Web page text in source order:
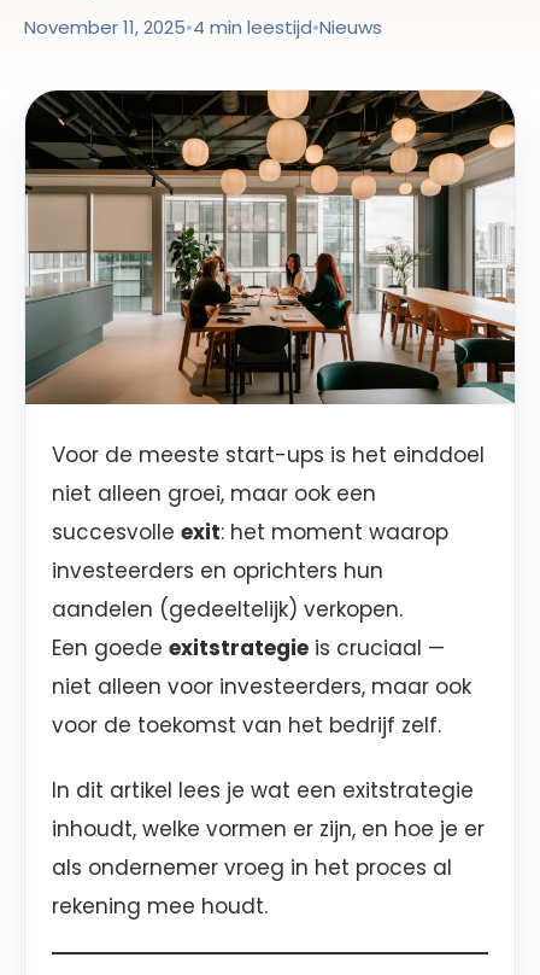
November 11, 2025•4 min leestijd•Nieuws
Voor de meeste start-ups is het einddoel
niet alleen groei, maar ook een
succesvolle exit: het moment waarop
investeerders en oprichters hun
aandelen (gedeeltelijk) verkopen.
Een goede exitstrategie is cruciaal —
niet alleen voor investeerders, maar ook
voor de toekomst van het bedrijf zelf.
In dit artikel lees je wat een exitstrategie
inhoudt, welke vormen er zijn, en hoe je er
als ondernemer vroeg in het proces al
rekening mee houdt.